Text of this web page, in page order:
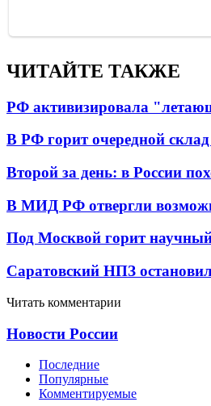
ЧИТАЙТЕ ТАКЖЕ
РФ активизировала
В РФ горит очередной
Второй за день: в России
В МИД РФ отвергли
Под Москвой горит
Саратовский НПЗ
Читать комментарии
Новости России
Последние
Популярные
Комментируемые